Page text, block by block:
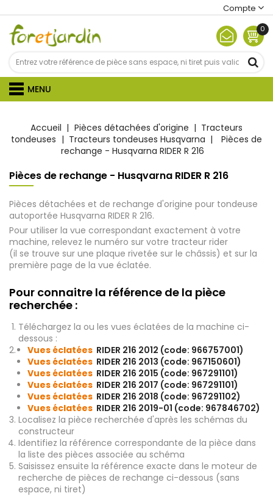
Compte
0
MENU
Accueil Pièces détachées d'origine
Tracteurs
tondeuses
Tracteurs tondeuses Husqvarna
Pièces de
rechange - Husqvarna RIDER R 216
Pièces de rechange - Husqvarna RIDER R 216
Pièces détachées et de rechange d'origine pour tondeuse
autoportée Husqvarna RIDER R 216.
Pour utiliser la vue correspondant exactement à votre
machine, relevez le numéro sur votre tracteur rider
(il se trouve sur une plaque rivetée sur le châssis) et sur la
première page de la vue éclatée.
Pour connaitre la référence de la pièce
recherchée :
Téléchargez la ou les vues éclatées de la machine ci-
dessous :
Vues éclatées RIDER 216 2012 (code: 966757001)
Vues éclatées RIDER 216 2013 (code: 967150601)
Vues éclatées RIDER 216 2015 (code: 967291101)
Vues éclatées RIDER 216 2017 (code: 967291101)
Vues éclatées RIDER 216 2018 (code: 967291102)
Vues éclatées RIDER 216 2019-01 (code: 967846702)
Localisez la pièce recherchée d'après les schémas du
constructeur
Identifiez la référence correspondante de la pièce dans
la liste des pièces associée au schéma
Saisissez ensuite la référence exacte dans le moteur de
recherche de pièces de rechange ci-dessous (sans
espace, ni tiret)